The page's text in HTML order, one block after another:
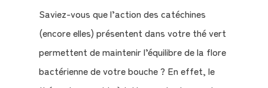
Saviez-vous que l’action des catéchines
(encore elles) présentent dans votre thé vert
permettent de maintenir l’équilibre de la flore
bactérienne de votre bouche ? En effet, le